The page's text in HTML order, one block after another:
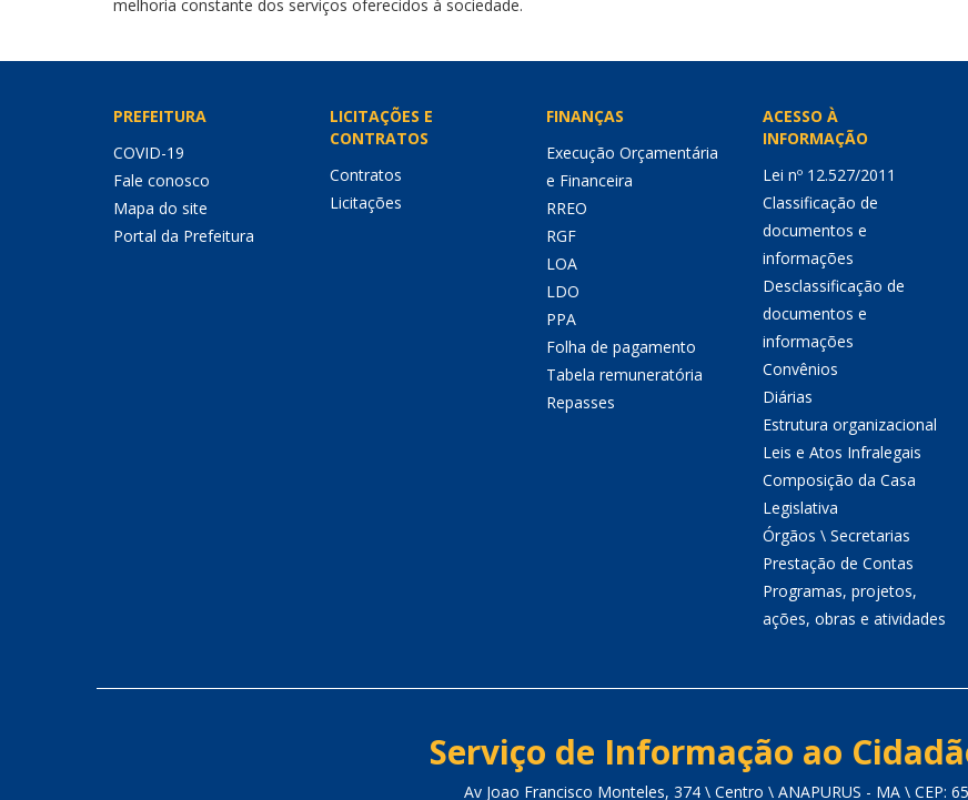
melhoria constante dos serviços oferecidos à sociedade.
PREFEITURA
COVID-19
Fale conosco
Mapa do site
Portal da Prefeitura
LICITAÇÕES E
CONTRATOS
Contratos
Licitações
FINANÇAS
Execução Orçamentária
e Financeira
RREO
RGF
LOA
LDO
PPA
Folha de pagamento
Tabela remuneratória
Repasses
ACESSO À
INFORMAÇÃO
Lei nº 12.527/2011
Classificação de
documentos e
informações
Desclassificação de
documentos e
informações
Convênios
Diárias
Estrutura organizacional
Leis e Atos Infralegais
Composição da Casa
Legislativa
Órgãos \ Secretarias
Prestação de Contas
Programas, projetos,
ações, obras e atividades
Serviço de Informação ao
Av Joao Francisco Monteles, 374 \ Centro \ ANAPURUS - MA \ CEP: